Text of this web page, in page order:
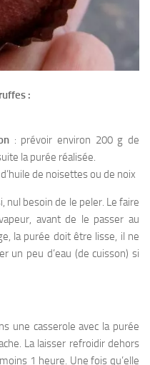
:
: prévoir environ 200 g de
la purée réalisée.
de noisettes ou de noix
nul besoin de le peler. Le faire
avant de le passer au
la purée doit être lisse, il ne
un peu d’eau (de cuisson) si
une casserole avec la purée
La laisser refroidir dehors
1 heure. Une fois qu’elle